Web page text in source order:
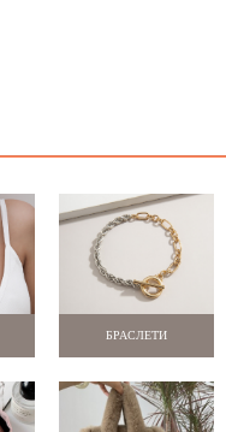
БРАСЛЕТИ